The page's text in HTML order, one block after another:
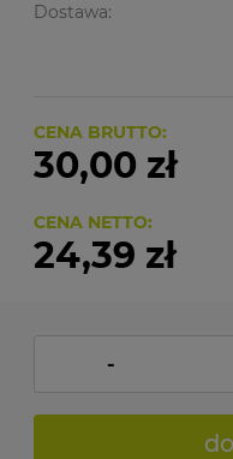
Dostawa:
Cena nie zawiera
CENA BRUTTO:
30,00 zł
CENA NETTO:
24,39 zł
-